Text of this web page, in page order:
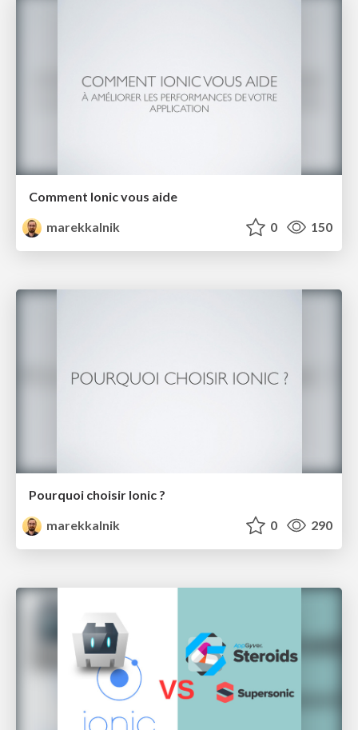
Comment Ionic vous aide
marekkalnik
0 150
Pourquoi choisir Ionic ?
marekkalnik
0 290